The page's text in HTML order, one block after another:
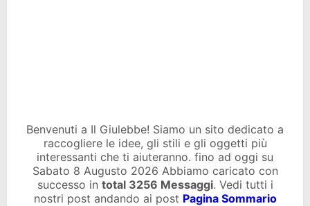
Benvenuti a Il Giulebbe! Siamo un sito dedicato a
raccogliere le idee, gli stili e gli oggetti più
interessanti che ti aiuteranno. fino ad oggi su
Sabato 8 Augusto 2026 Abbiamo caricato con
successo in total 3256 Messaggi. Vedi tutti i
nostri post andando ai post Pagina Sommario